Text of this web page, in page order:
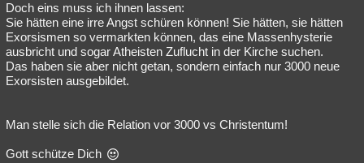
Doch eins muss ich ihnen lassen:
Sie hätten eine irre Angst schüren können! Sie hätten, sie hätten
Exorsismen so vermarkten können, das eine Massenhysterie
ausbricht und sogar Atheisten Zuflucht in der Kirche suchen.
Das haben sie aber nicht getan, sondern einfach nur 3000 neue
Exorsisten ausgebildet.
Man stelle sich die Relation vor 3000 vs Christentum!
Gott schütze Dich